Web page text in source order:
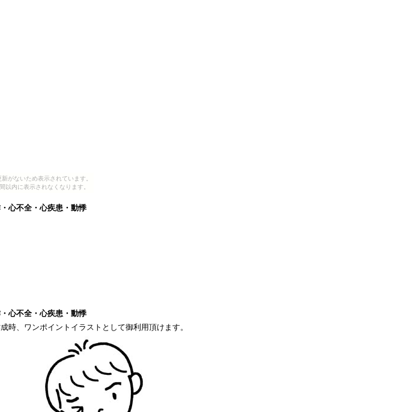
がないため表示されています。
以内に表示されなくなります。
心不全・心疾患・動悸
心不全・心疾患・動悸
時、ワンポイントイラストとして御利用頂けます。